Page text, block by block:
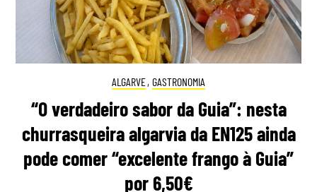
ALGARVE, GASTRONOMIA
“O verdadeiro sabor da Guia”: nesta
churrasqueira algarvia da EN125 ainda
pode comer “excelente frango à Guia”
por 6,50€